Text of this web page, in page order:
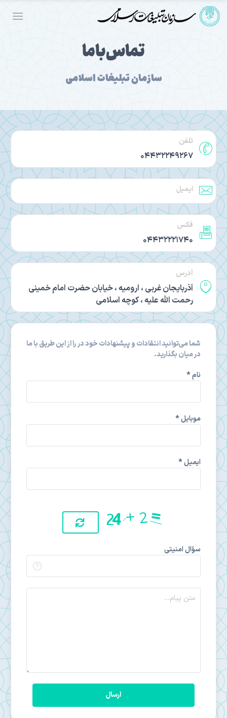
تماس‌باما
سازمان تبلیغات اسلامی
تلفن
04432249267
ایمیل
فکس
04432221740
آدرس
آذربایجان غربی ، ارومیه ، خیابان حضرت امام خمینی
رحمت الله علیه ، کوچه اسلامی
شما می‌توانید انتقادات و پیشنهادات خود در را از این طریق با ما
در میان بگذارید.
نام *
موبایل *
ایمیل *
سؤال امنیتی
ارسال